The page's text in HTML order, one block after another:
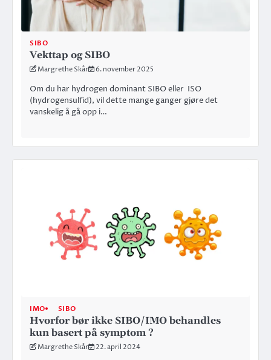
SIBO
Vekttap og SIBO
Margrethe Skår 6. november 2025
Om du har hydrogen dominant SIBO eller ISO
(hydrogensulfid), vil dette mange ganger gjøre det
vanskelig å gå opp i…
IMO SIBO
Hvorfor bør ikke SIBO/IMO behandles
kun basert på symptom ?
Margrethe Skår 22. april 2024